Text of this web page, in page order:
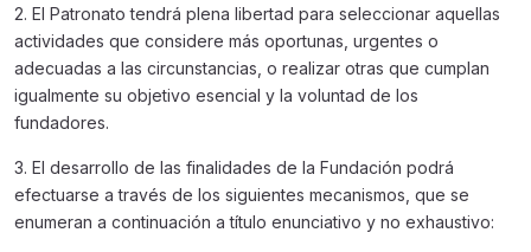
2. El Patronato tendrá plena libertad para seleccionar aquellas
actividades que considere más oportunas, urgentes o
adecuadas a las circunstancias, o realizar otras que cumplan
igualmente su objetivo esencial y la voluntad de los
fundadores.
3. El desarrollo de las finalidades de la Fundación podrá
efectuarse a través de los siguientes mecanismos, que se
enumeran a continuación a título enunciativo y no exhaustivo: